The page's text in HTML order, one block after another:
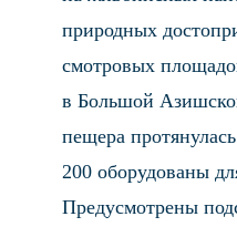
природных
смотровых
в Большой
пещера
200 оборудованы
Предусмотрены